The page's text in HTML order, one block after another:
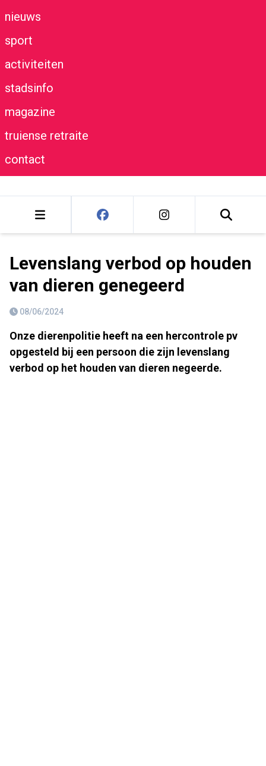
nieuws
sport
activiteiten
stadsinfo
magazine
truiense retraite
contact
Levenslang verbod op houden
van dieren genegeerd
08/06/2024
Onze dierenpolitie heeft na een hercontrole pv
opgesteld bij een persoon die zijn levenslang
verbod op het houden van dieren negeerde.